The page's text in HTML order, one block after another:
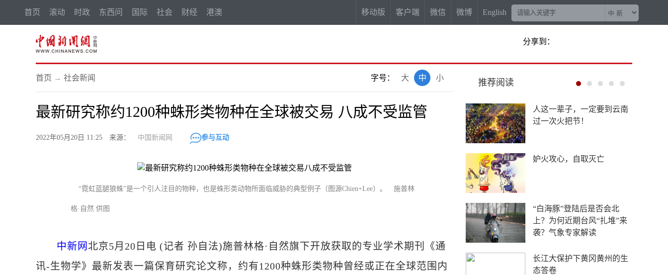
首页 滚动 时政 东西问 国际 社会 财经 港澳 移动版 客户端 微信 微博 English
分享到：
首页 → 社会新闻 字号： 小
中
大
最新研究称约1200种蛛形类物种在全球被交易 八成不受监管
2022年05月20日 11:25 来源： 中国新闻网 参与互动
“霓虹蓝腿狼蛛”是一个引人注目的物种，也是蛛形类动物所面临威胁的典型例子（图源Chien+Lee）。 施普林
格·自然 供图
中新网 北京5月20日电 (记者 孙自法)施普林格·自然旗下开放获取的专业学术期刊《通
讯-生物学》最新发表一篇保育研究论文称，约有1200种蛛形类物种曾经或正在全球范围内
推荐阅读
菲尔兹奖“0”的突破背后，
有他一份功劳
“梅姨案”被拐儿童父亲申军
China Travel又换“三件套”：
外国游客从观众变玩家
4年要让无人机增产80倍，
日本为何急不可耐？